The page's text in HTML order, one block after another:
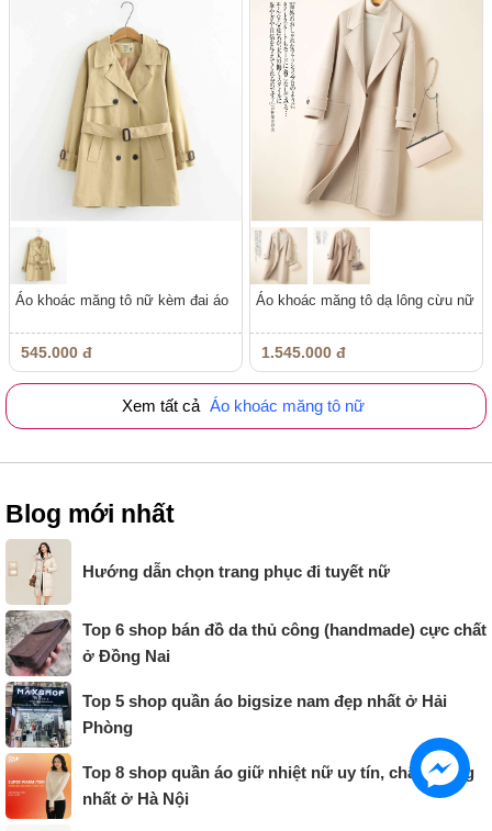
Áo khoác măng tô nữ kèm đai áo
545.000 đ
Áo khoác măng tô dạ lông cừu nữ
1.545.000 đ
Xem tất cả Áo khoác măng tô nữ
Blog mới nhất
Hướng dẫn chọn trang phục đi tuyết nữ
Top 6 shop bán đồ da thủ công (handmade) cực chất
ở Đồng Nai
Top 5 shop quần áo bigsize nam đẹp nhất ở Hải
Phòng
Top 8 shop quần áo giữ nhiệt nữ uy tín, chất lượng
nhất ở Hà Nội